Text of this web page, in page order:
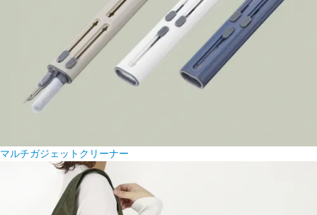
マルチガジェットクリーナー